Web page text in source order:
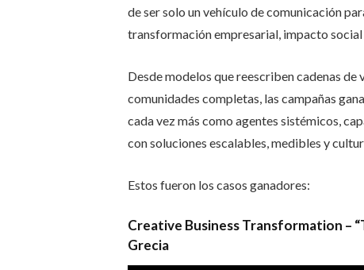
de ser solo un vehículo de comunicación
transformación empresarial, impacto
Desde modelos que reescriben cadenas
comunidades completas, las campañas
cada vez más como agentes sistémicos,
con soluciones escalables, medibles y
Estos fueron los casos ganadores:
Creative Business Transformation –
Grecia